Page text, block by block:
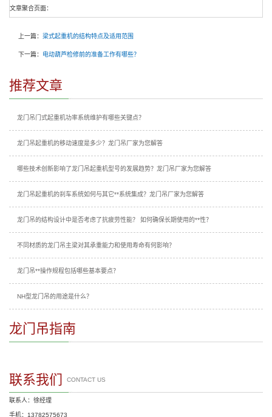
文章聚合页面：
上一篇： 梁式起重机的结构特点及适用范围
下一篇： 电动葫芦检修前的准备工作有哪些？
推荐文章
龙门吊门式起重机功率系统维护有哪些关键点？
龙门吊起重机的移动速度是多少？龙门吊厂家为您解答
哪些技术创新影响了龙门吊起重机型号的发展趋势？龙门吊厂家为您解答
龙门吊起重机的刹车系统如何与其它**系统集成？龙门吊厂家为您解答
龙门吊的结构设计中是否考虑了抗疲劳性能？ 如何确保长期使用的**性？
不同材质的龙门吊主梁对其承重能力和使用寿命有何影响？
龙门吊**操作规程包括哪些基本要点？
NH型龙门吊的用途是什么？
龙门吊指南
联系我们 CONTACT US
联系人：徐经理
手机：13782575673